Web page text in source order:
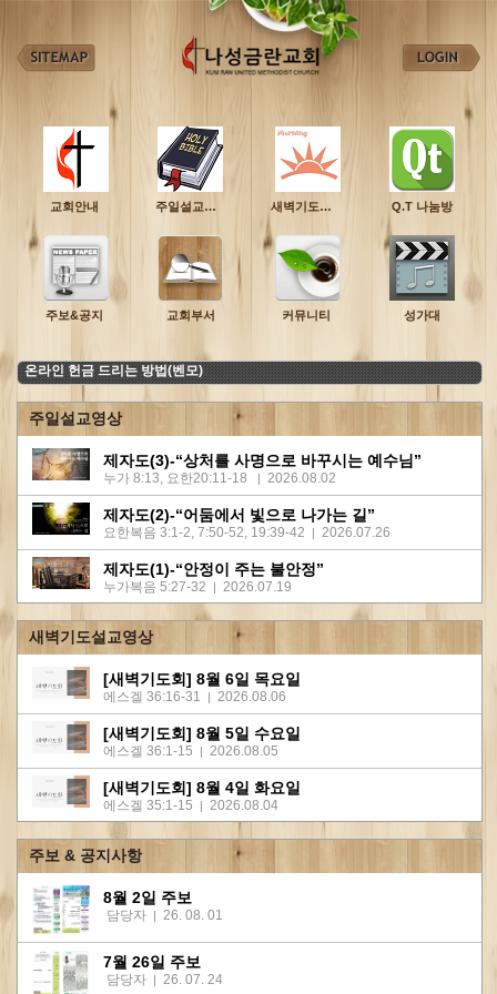
교회안내 주일설교영상 새벽기도설교영상 Q.T 나눔방
주보&공지 교회부서 커뮤니티 성가대
온라인 헌금 드리는 방법(벤모)
주일설교영상
제자도(3)-“상처를 사명으로 바꾸시는 예수님”
누가 8:13, 요한20:11-18 | 2026.08.02
제자도(2)-“어둠에서 빛으로 나가는 길”
요한복음 3:1-2, 7:50-52, 19:39-42 | 2026.07.26
제자도(1)-“안정이 주는 불안정”
누가복음 5:27-32 | 2026.07.19
새벽기도설교영상
[새벽기도회] 8월 6일 목요일
에스겔 36:16-31 | 2026.08.06
[새벽기도회] 8월 5일 수요일
에스겔 36:1-15 | 2026.08.05
[새벽기도회] 8월 4일 화요일
에스겔 35:1-15 | 2026.08.04
주보 & 공지사항
8월 2일 주보
담당자 | 26. 08. 01
7월 26일 주보
담당자 | 26. 07. 24